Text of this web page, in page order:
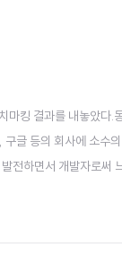
결과를 내놓았다.
글 등의 회사에 소
전하면서 개발자로